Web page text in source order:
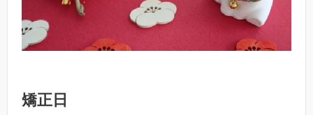
矯正日